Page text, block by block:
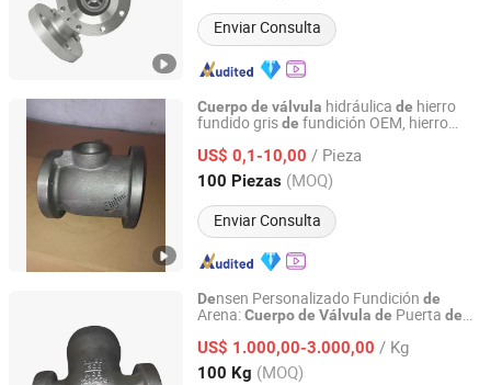
Enviar Consulta
Cuerpode válvula hidráulica de hierro
fundido grisde fundición OEM, hierro
US$ 0,1-10,00 / Pieza
100 Piezas (MOQ)
Enviar Consulta
Qingdao Chifine Machinery Co., Ltd.
Shandong, China Desde 2013
Densen Personalizado Fundición de
Arena:Cuerpode Válvula de Puerta de
US$ 1.000,00-3.000,00 / Kg
100 Kg (MOQ)
Shenyang New Densen Casting and Forging Co., Ltd.
Liaoning, China Desde 2015